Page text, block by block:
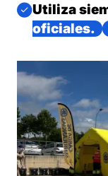
Imagen
Utiliza
oficiales.